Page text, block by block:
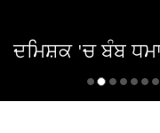
ਦਮਿਸ਼ਕ 'ਚ ਬੰਬ